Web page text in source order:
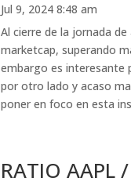
Jul 9, 2024 8:48 am
Al cierre de la jornada
marketcap, superando
embargo es interesante
por otro lado y acaso
poner en foco en esta
RATIO AAPL